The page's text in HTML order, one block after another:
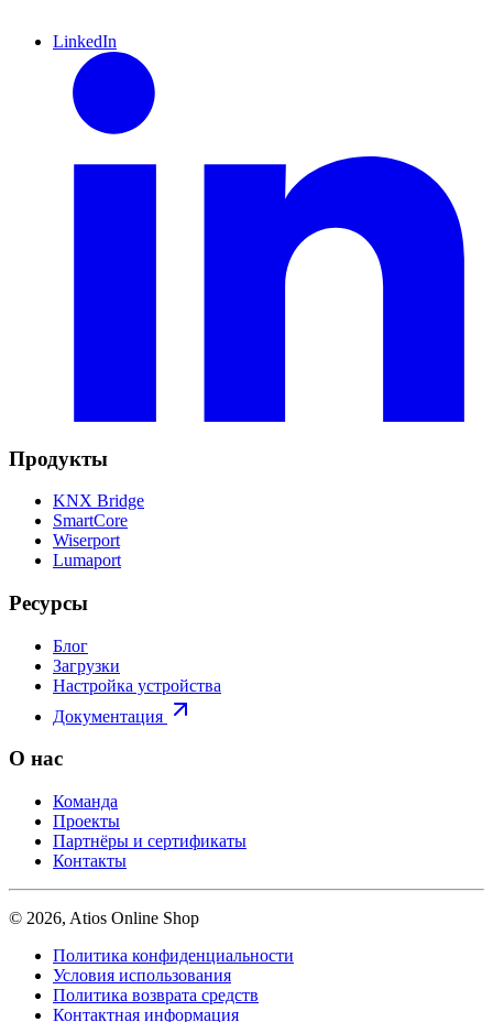
LinkedIn
Продукты
KNX Bridge
SmartCore
Wiserport
Lumaport
Ресурсы
Блог
Загрузки
Настройка устройства
Документация
О нас
Команда
Проекты
Партнёры и сертификаты
Контакты
© 2026, Atios Online Shop
Политика конфиденциальности
Условия использования
Политика возврата средств
Контактная информация